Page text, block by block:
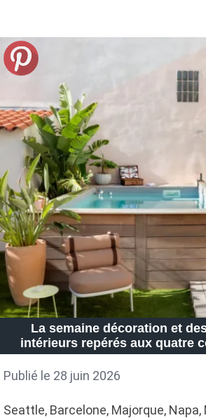
La semaine décoration et
intérieurs repérés aux quatre
Publié le 28 juin 2026
Seattle, Barcelone, Majorque,